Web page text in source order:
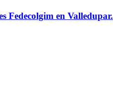
Fedecolgim en Valledupar.